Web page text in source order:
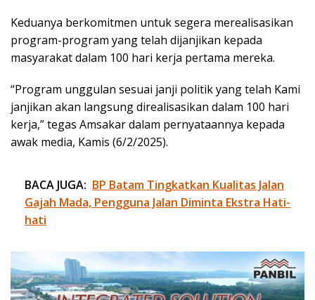
Keduanya berkomitmen untuk segera merealisasikan
program-program yang telah dijanjikan kepada
masyarakat dalam 100 hari kerja pertama mereka.
“Program unggulan sesuai janji politik yang telah Kami
janjikan akan langsung direalisasikan dalam 100 hari
kerja,” tegas Amsakar dalam pernyataannya kepada
awak media, Kamis (6/2/2025).
BACA JUGA: BP Batam Tingkatkan Kualitas Jalan
Gajah Mada, Pengguna Jalan Diminta Ekstra Hati-
hati